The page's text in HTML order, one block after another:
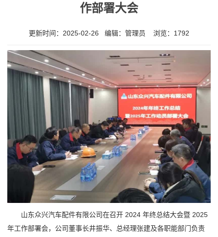
作部署大会
更新时间：2025-02-26 编辑：管理员 浏览：1792
山东众兴汽车配件有限公司在召开 2024 年终总结大会暨 2025
年工作部署会，公司董事长井振华、总经理张建及各职能部门负责